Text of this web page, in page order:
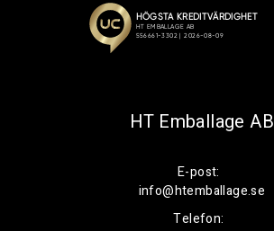
HT Emballage AB
E-post:
info@htemballage.se
Telefon: